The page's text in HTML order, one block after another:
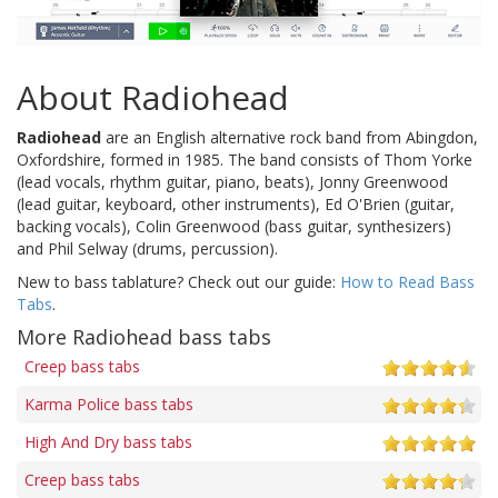
About Radiohead
Radiohead are an English alternative rock band from Abingdon,
Oxfordshire, formed in 1985. The band consists of Thom Yorke
(lead vocals, rhythm guitar, piano, beats), Jonny Greenwood
(lead guitar, keyboard, other instruments), Ed O'Brien (guitar,
backing vocals), Colin Greenwood (bass guitar, synthesizers)
and Phil Selway (drums, percussion).
New to bass tablature? Check out our guide: How to Read Bass
Tabs.
More Radiohead bass tabs
Creep bass tabs
Karma Police bass tabs
High And Dry bass tabs
Creep bass tabs